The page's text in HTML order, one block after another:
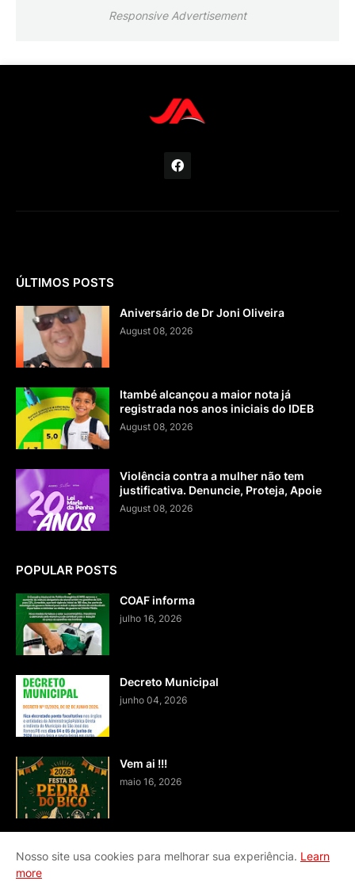
Responsive Advertisement
ÚLTIMOS POSTS
Aniversário de Dr Joni Oliveira
August 08, 2026
Itambé alcançou a maior nota já
registrada nos anos iniciais do IDEB
August 08, 2026
Violência contra a mulher não tem
justificativa. Denuncie, Proteja, Apoie
August 08, 2026
POPULAR POSTS
COAF informa
julho 16, 2026
Decreto Municipal
junho 04, 2026
Vem ai !!!
maio 16, 2026
Nosso site usa cookies para melhorar sua experiência. Learn
more